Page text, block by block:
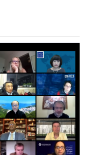
었다. 백복현
한 안내가 이어졌
회를 대표하는 재학
세션을 진행,
실감할 수 있는 시간
응원 열기가 Zoom
대학원장은 환영사